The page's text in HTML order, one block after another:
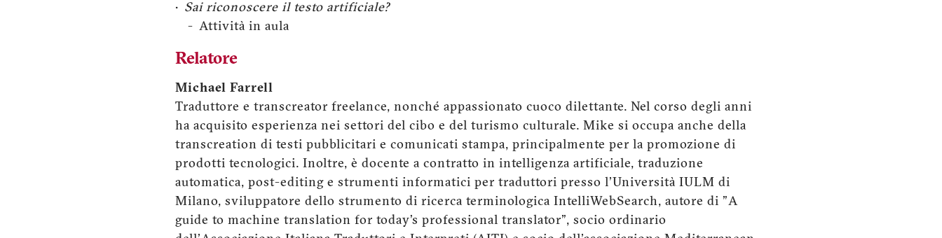
• Sai riconoscere il testo artificiale?
- Attività in aula
Relatore
Michael Farrell
Traduttore e transcreator freelance, nonché appassionato cuoco dilettante. Nel corso degli anni
ha acquisito esperienza nei settori del cibo e del turismo culturale. Mike si occupa anche della
transcreation di testi pubblicitari e comunicati stampa, principalmente per la promozione di
prodotti tecnologici. Inoltre, è docente a contratto in intelligenza artificiale, traduzione
automatica, post-editing e strumenti informatici per traduttori presso l'Università IULM di
Milano, sviluppatore dello strumento di ricerca terminologica IntelliWebSearch, autore di "A
guide to machine translation for today’s professional translator", socio ordinario